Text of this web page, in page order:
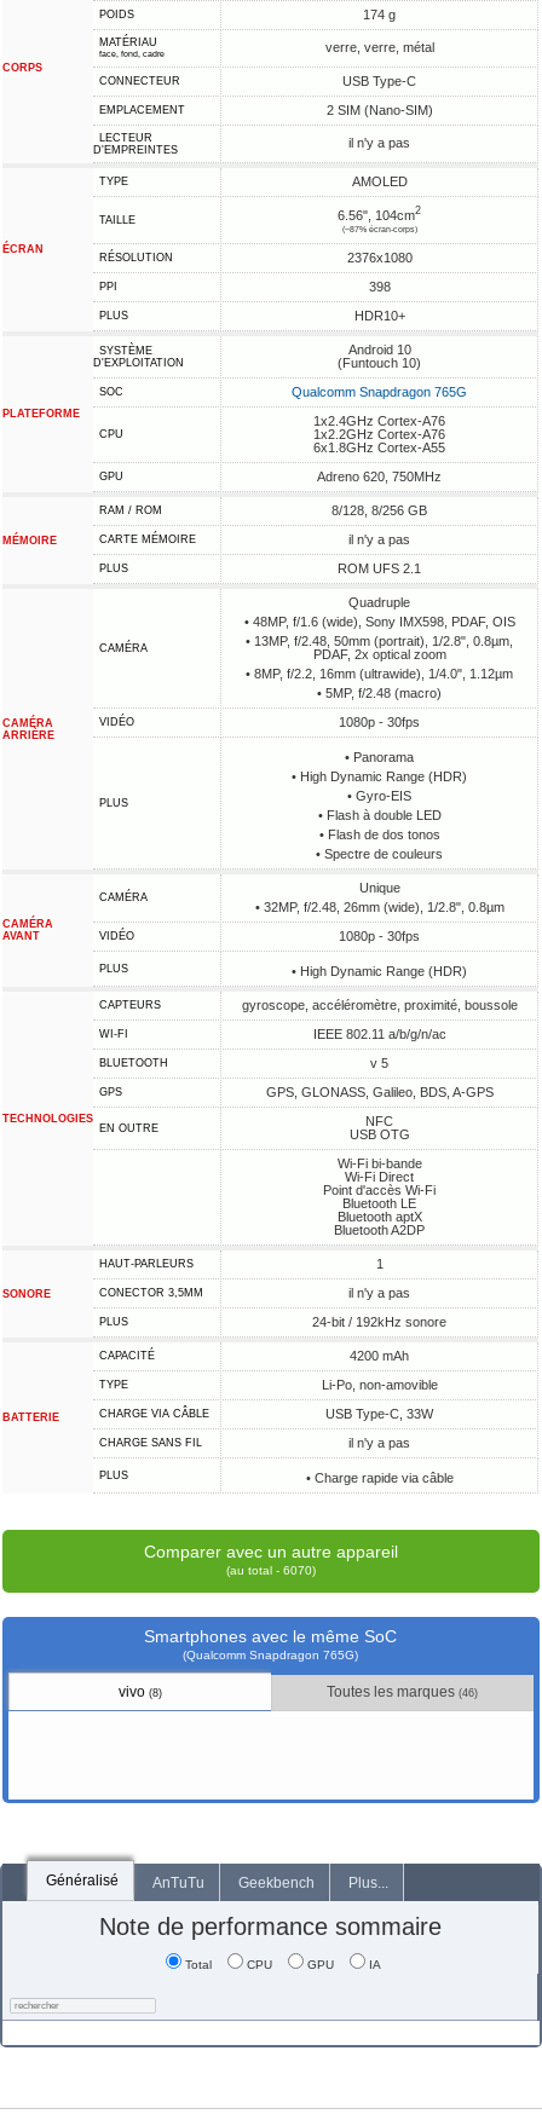
CORPS
POIDS 174 g
MATÉRIAU
face, fond, cadre verre, verre, métal
CONNECTEUR USB Type-C
EMPLACEMENT 2 SIM (Nano-SIM)
LECTEUR
D'EMPREINTES
il n'y a pas
ÉCRAN
TYPE AMOLED
TAILLE 6.56", 104cm2
(~87% écran-corps)
RÉSOLUTION 2376x1080
PPI 398
PLUS HDR10+
PLATEFORME
SYSTÈME
D'EXPLOITATION
Android 10
(Funtouch 10)
SOC Qualcomm Snapdragon 765G
CPU
1x2.4GHz Cortex-A76
1x2.2GHz Cortex-A76
6x1.8GHz Cortex-A55
GPU Adreno 620, 750MHz
MÉMOIRE
RAM / ROM 8/128, 8/256 GB
CARTE MÉMOIRE il n'y a pas
PLUS ROM UFS 2.1
CAMÉRA
ARRIÈRE
CAMÉRA
Quadruple
• 48MP, f/1.6 (wide), Sony IMX598, PDAF, OIS
• 13MP, f/2.48, 50mm (portrait), 1/2.8", 0.8µm,
PDAF, 2x optical zoom
• 8MP, f/2.2, 16mm (ultrawide), 1/4.0", 1.12µm
• 5MP, f/2.48 (macro)
VIDÉO 1080p - 30fps
PLUS
• Panorama
• High Dynamic Range (HDR)
• Gyro-EIS
• Flash à double LED
• Flash de dos tonos
• Spectre de couleurs
CAMÉRA
AVANT
CAMÉRA
Unique
• 32MP, f/2.48, 26mm (wide), 1/2.8", 0.8µm
VIDÉO 1080p - 30fps
PLUS • High Dynamic Range (HDR)
TECHNOLOGIES
CAPTEURS gyroscope, accéléromètre, proximité, boussole
WI-FI IEEE 802.11 a/b/g/n/ac
BLUETOOTH v 5
GPS GPS, GLONASS, Galileo, BDS, A-GPS
EN OUTRE
NFC
USB OTG
Wi-Fi bi-bande
Wi-Fi Direct
Point d'accès Wi-Fi
Bluetooth LE
Bluetooth aptX
Bluetooth A2DP
SONORE
HAUT-PARLEURS 1
CONECTOR 3,5MM il n'y a pas
PLUS 24-bit / 192kHz sonore
BATTERIE
CAPACITÉ 4200 mAh
TYPE Li-Po, non-amovible
CHARGE VIA CÂBLE USB Type-C, 33W
CHARGE SANS FIL il n'y a pas
PLUS • Charge rapide via câble
Comparer avec un autre appareil
(au total - 6070)
Smartphones avec le même SoC
(Qualcomm Snapdragon 765G)
vivo (8) Toutes les marques(46)
Généralisé AnTuTu Geekbench Plus...
Note de performance sommaire
Total CPU GPU IA